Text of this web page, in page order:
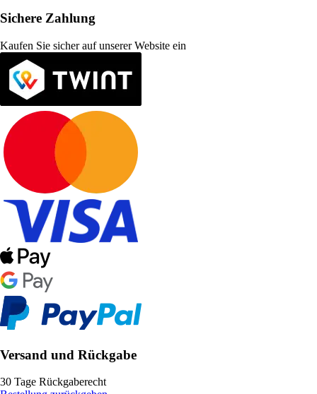
Sichere Zahlung
Kaufen Sie sicher auf unserer Website ein
Versand und Rückgabe
30 Tage Rückgaberecht